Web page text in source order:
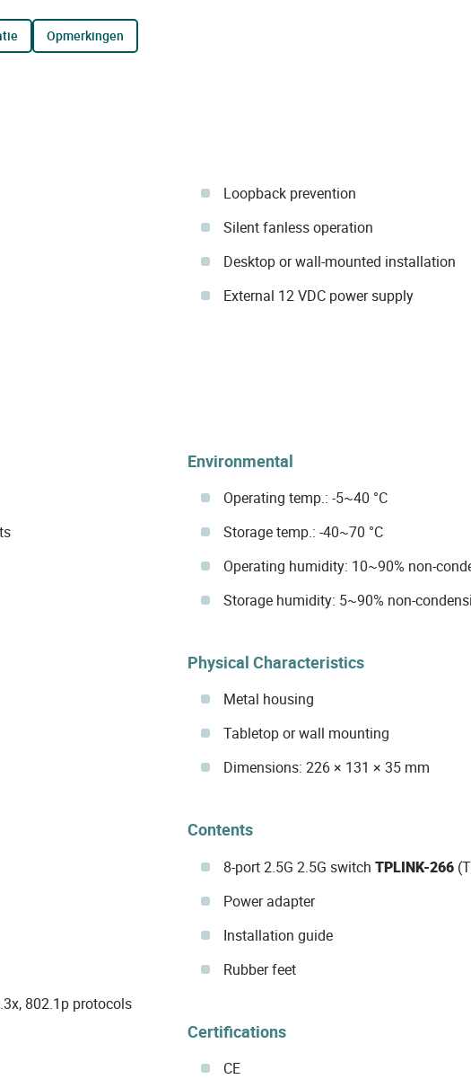
opmerkingen
Loopback prevention
Silent fanless operation
Desktop or wall-mounted installation
External 12 VDC power supply
802.1p protocols
Environmental
Operating temp.: -5~40 °C
Storage temp.: -40~70 °C
Operating humidity: 10~90% non-
Storage humidity: 5~90% non-
Physical Characteristics
Metal housing
Tabletop or wall mounting
Dimensions: 226 × 131 × 35 mm
Contents
8-port 2.5G 2.5G switch TPLINK-266
Power adapter
Installation guide
Rubber feet
Certifications
CE